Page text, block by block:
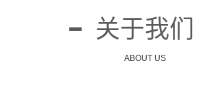
关于我们
ABOUT US